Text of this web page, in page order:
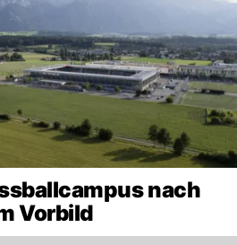
nach
Vorbild